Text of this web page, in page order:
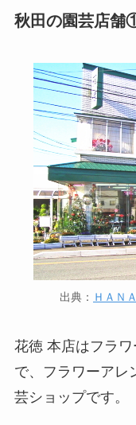
秋田の園芸店舗
出典： ＨＡＮ
花徳 本店はフラ
で、フラワーアレ
芸ショップです。